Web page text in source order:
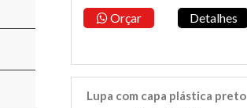
Orçar Detalhes
Lupa com capa plástica preto